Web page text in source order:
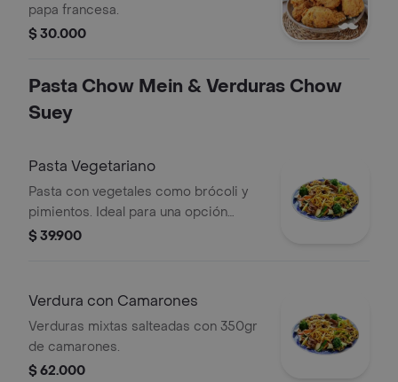
papa francesa.
$ 30.000
Pasta Chow Mein & Verduras Chow
Suey
Pasta Vegetariano
Pasta con vegetales como brócoli y
pimientos. Ideal para una opción
vegetariana.
$ 39.900
Verdura con Camarones
Verduras mixtas salteadas con 350gr
de camarones.
$ 62.000